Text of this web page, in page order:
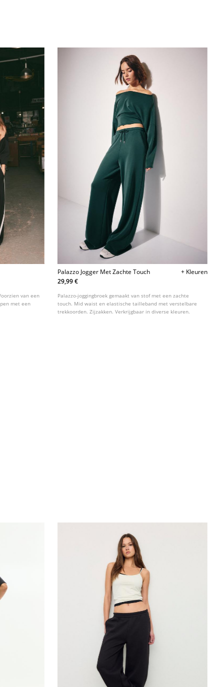
van een
met een
Palazzo Jogger Met Zachte Touch
+ Kleuren
29,99 €
Palazzo-joggingbroek gemaakt van stof met een zachte
touch. Mid waist en elastische tailleband met verstelbare
trekkoorden. Zijzakken. Verkrijgbaar in diverse kleuren.